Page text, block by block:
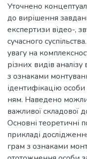
Уточнено
до вирішення
експертизи відео-,
сучасного
увагу на
різних видів
з ознаками
ідентифікацію
ням. Наведено
важливої складової
Основні теоретичні
прикладі
грам з ознаками